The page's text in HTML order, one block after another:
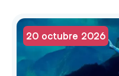
20 octubre 2026